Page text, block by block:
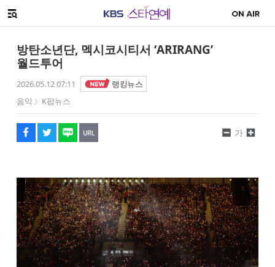
메뉴 열기
방탄소년단, 멕시코시티서 ‘ARIRANG’
월드투어
2026.05.12 07:11
랭킹뉴스
음악
K팝뉴스
페이스북
트위터
네이버
URL복사
글씨 작게보기
가
글씨 크게보기